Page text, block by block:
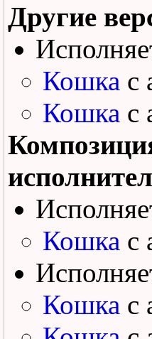
Другие
Кошка с
Кошка с
Кошка с
Кошка с